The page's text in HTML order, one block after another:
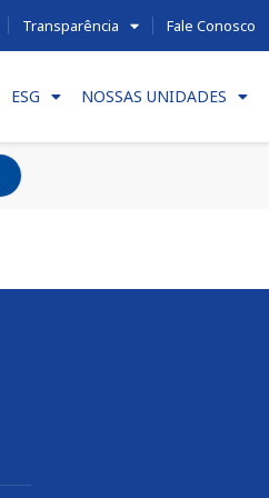
Transparência Fale Conosco
ESG NOSSAS UNIDADES